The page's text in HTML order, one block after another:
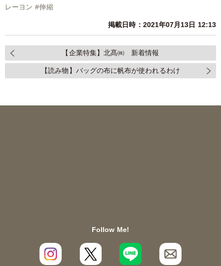
レーヨン #伸縮
掲載日時：2021年07月13日 12:13
【企業特集】北髙㈱ 新着情報
【読み物】バッグの布に帆布が使われるわけ
Follow Me!